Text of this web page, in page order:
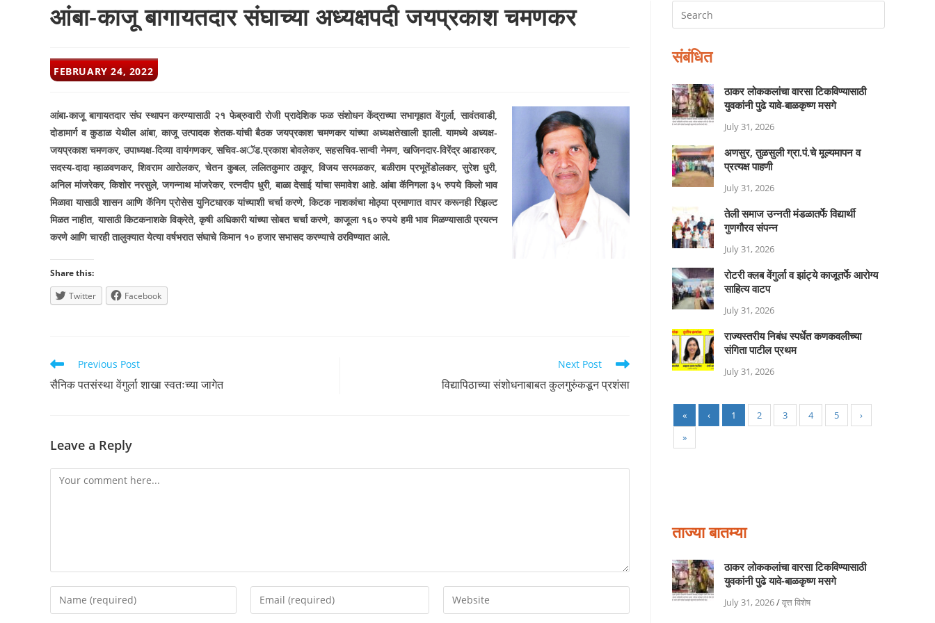
आंबा-काजू बागायतदार संघाच्या अध्यक्षपदी जयप्रकाश चमणकर
POST
PUBLISHED:
FEBRUARY 24, 2022
आंबा-काजू बागायतदार संघ स्थापन करण्यासाठी २१ फेब्रुवारी रोजी प्रादेशिक फळ संशोधन केंद्राच्या सभागृहात वेंगुर्ला,सावंतवाडी,
दोडामार्ग व कुडाळ येथील आंबा,काजू उत्पादक शेतक-यांची बैठक जयप्रकाश चमणकर यांच्या अध्यक्षतेखाली झाली. यामध्ये अध्यक्ष-
जयप्रकाश चमणकर,उपाध्यक्ष-दिव्या वायंगणकर,सचिव-अॅड.प्रकाश बोवलेकर,सहसचिव-सान्वी नेमण,खजिनदार-विरेंद्र आडारकर,
सदस्य-दादा म्हाळवणकर,शिवराम आरोलकर,चेतन कुबल,ललितकुमार ठाकूर,विजय सरमळकर,बळीराम प्रभूतेंडोलकर,सुरेश धुरी,
अनिल मांजरेकर,किशोर नरसुले,जगन्नाथ मांजरेकर,रत्नदीप धुरी,बाळा देसाई यांचा समावेश आहे. आंबा कॅनिगला ३५ रुपये किलो भाव
मिळावा यासाठी शासन आणि कॅनिग प्रोसेस युनिटधारक यांच्याशी चर्चा करणे,किटक नाशकांचा मोठ्या प्रमाणात वापर करूनही रिझल्ट
मिळत नाहीत,यासाठी किटकनाशके विक्रेते,कृषी अधिकारी यांच्या सोबत चर्चा करणे,काजूला १६० रुपये हमी भाव मिळण्यासाठी प्रयत्न
करणे आणि चारही तालुक्यात येत्या वर्षभरात संघाचे किमान १० हजार सभासद करण्याचे ठरविण्यात आले.
Share this:
Twitter
Facebook
Read
more
articles
Previous Post
सैनिक पतसंस्था वेंगुर्ला शाखा स्वतःच्या जागेत
Next Post
विद्यापिठाच्या संशोधनाबाबत कुलगुरुंकडून प्रशंसा
Leave a Reply
Comment
Enter
your
Enter
your
Enter
your
संबंधित
ठाकर लोककलांचा वारसा टिकविण्यासाठी
युवकांनी पुढे यावे-बाळकृष्ण मसगे
July 31, 2026
अणसुर, तुळसुली ग्रा.पं.चे मूल्यमापन व
प्रत्यक्ष पाहणी
July 31, 2026
तेली समाज उन्नती मंडळातर्फे विद्यार्थी
गुणगौरव संपन्न
July 31, 2026
रोटरी क्लब वेंगुर्ला व झांट्ये काजूतर्फे आरोग्य
साहित्य वाटप
July 31, 2026
राज्यस्तरीय निबंध स्पर्धेत कणकवलीच्या
संगिता पाटील प्रथम
July 31, 2026
« ‹ 1 2 3 4 5
›
»
ताज्या बातम्या
ठाकर लोककलांचा वारसा टिकविण्यासाठी
युवकांनी पुढे यावे-बाळकृष्ण मसगे
July 31, 2026/वृत्त विशेष